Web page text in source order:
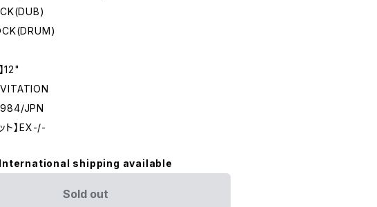
12"
JPN
ト】EX-/-
International shipping available
Sold out